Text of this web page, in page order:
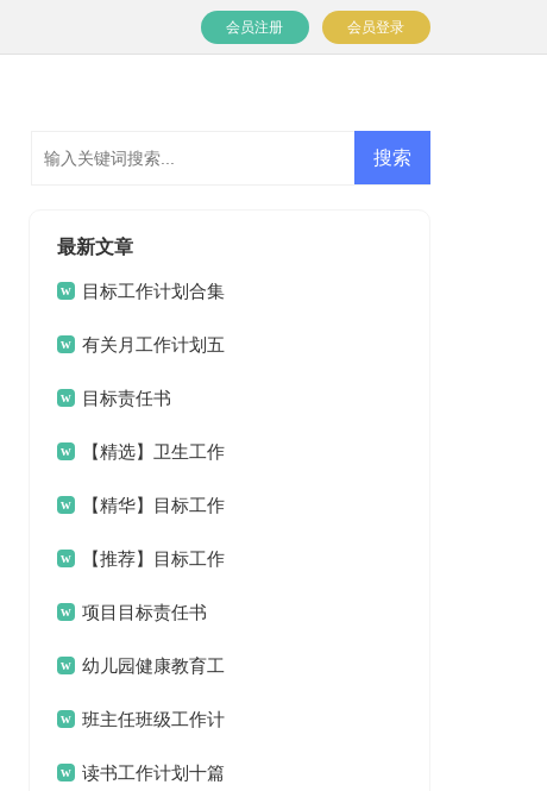
会员登录
会员注册
最新文章
目标工作计划合集
九篇有关月工作计划五
篇 目标责任书
【精选】卫生工作
计划3篇【精华】目标工作
计划3篇【推荐】目标工作
计划三篇
项目目标责任书
幼儿园健康教育工
作计划15篇
班主任班级工作计
划15篇读书工作计划十篇